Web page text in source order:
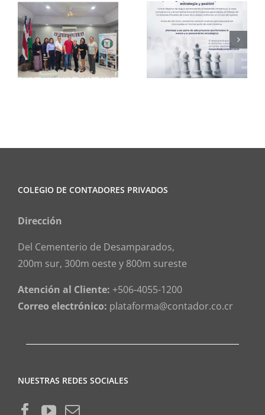
Club de
Ajedrez
CCPCR
Informa
COLEGIO DE CONTADORES PRIVADOS
Dirección
Del Cementerio de Desamparados,
200m sur, 300m oeste y 800m sureste
Atención al Cliente: +506-4055-1200
Correo electrónico: plataforma@contador.co.cr
NUESTRAS REDES SOCIALES